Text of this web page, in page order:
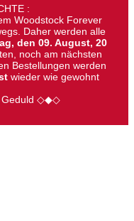
:
Woodstock Forever
Daher werden alle
den 09. August, 20
noch am nächsten
Bestellungen werden
wieder wie gewohnt
Geduld ◇◆◇